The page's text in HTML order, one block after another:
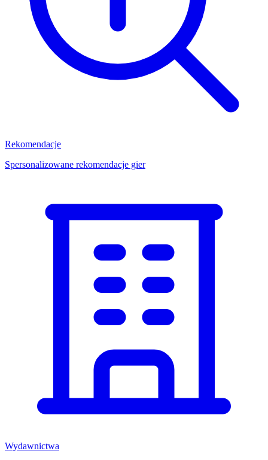
Rekomendacje
Spersonalizowane rekomendacje gier
Wydawnictwa